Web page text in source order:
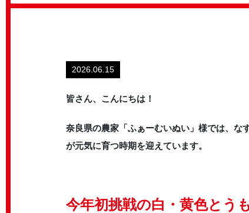
2026.06.15
皆さん、こんにちは！
奈良県の農家「ふぁーむいぬい」様では、な
が元気に育つ時期を迎えています。
今年初挑戦の白・黄色とう